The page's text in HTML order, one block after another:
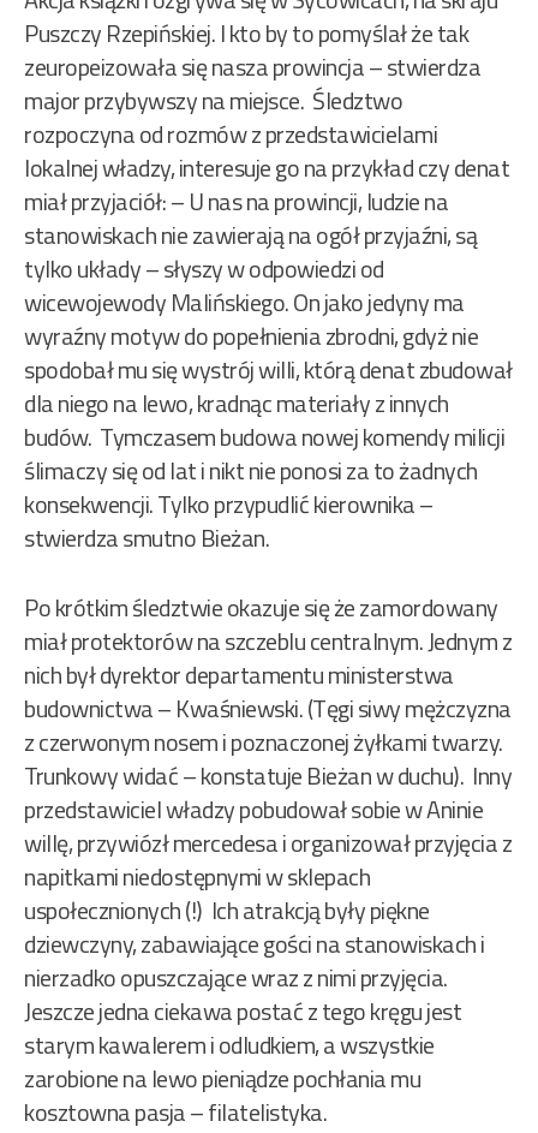
Puszczy Rzepińskiej. I kto by to pomyślał że tak
zeuropeizowała się nasza prowincja – stwierdza
major przybywszy na miejsce. Śledztwo
rozpoczyna od rozmów z przedstawicielami
lokalnej władzy, interesuje go na przykład czy denat
miał przyjaciół: – U nas na prowincji, ludzie na
stanowiskach nie zawierają na ogół przyjaźni, są
tylko układy – słyszy w odpowiedzi od
wicewojewody Malińskiego. On jako jedyny ma
wyraźny motyw do popełnienia zbrodni, gdyż nie
spodobał mu się wystrój willi, którą denat zbudował
dla niego na lewo, kradnąc materiały z innych
budów. Tymczasem budowa nowej komendy milicji
ślimaczy się od lat i nikt nie ponosi za to żadnych
konsekwencji. Tylko przypudlić kierownika –
stwierdza smutno Bieżan.
Po krótkim śledztwie okazuje się że zamordowany
miał protektorów na szczeblu centralnym. Jednym z
nich był dyrektor departamentu ministerstwa
budownictwa – Kwaśniewski. (Tęgi siwy mężczyzna
z czerwonym nosem i poznaczonej żyłkami twarzy.
Trunkowy widać – konstatuje Bieżan w duchu). Inny
przedstawiciel władzy pobudował sobie w Aninie
willę, przywiózł mercedesa i organizował przyjęcia z
napitkami niedostępnymi w sklepach
uspołecznionych (!) Ich atrakcją były piękne
dziewczyny, zabawiające gości na stanowiskach i
nierzadko opuszczające wraz z nimi przyjęcia.
Jeszcze jedna ciekawa postać z tego kręgu jest
starym kawalerem i odludkiem, a wszystkie
zarobione na lewo pieniądze pochłania mu
kosztowna pasja – filatelistyka.